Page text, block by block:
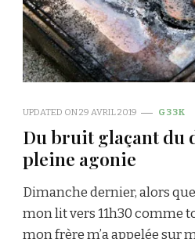
UPDATED ON29 AVRIL 2019 G33K
Du bruit glaçant du
pleine agonie
Dimanche dernier, alors
mon lit vers 11h30 comme
mon frère m’a appelée sur